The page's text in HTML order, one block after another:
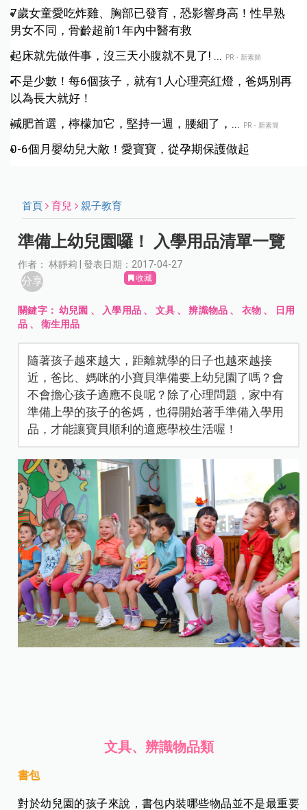
7歲女童愛吃炸雞、胸部已發育，恐影響身高！性早熟
男女不同，骨齡超前1年內中醫有救
起床就先做件事，沒三天小腹就不見了! ...
PR・新素簡
不是少數！每6個孩子，就有1人心理亮紅燈，爸媽別再
以為長大就好！
減肥首選，檸檬加它，堅持一週，腰細了，...
PR・新素簡
0-6個月嬰幼兒大敵！愛寶寶，從孕期保護做起
首頁 育兒 親子教育
準備上幼兒園囉！ 入學用品清單一覽
作者： 林靜莉 | 發表日期：2017-04-27
分享 收藏
關鍵字：幼兒園 、 入學用品、 文具、辨識物品 、 衣物 、
日用
品 、衛生用品
隨著孩子越來越大，距離就學的日子也越來越接
近，爸比、媽咪的小寶貝準備要上幼兒園了嗎？會
不會擔心孩子適應不良呢？除了心理問題，家中有
準備上學的孩子的爸媽，也得開始著手準備入學用
品，才能讓寶貝順利的適應學校生活喔！
文具、辨識物品類
書包
對於幼兒園的孩子來說，書包内裝哪些物品並不是最重要